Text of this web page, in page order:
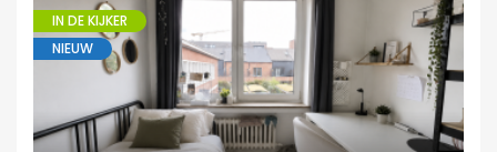
IN DE KIJKER
NIEUW